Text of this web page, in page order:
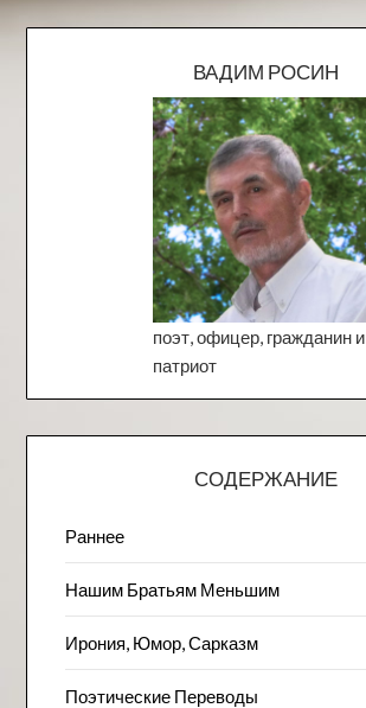
ВАДИМ РОСИН
поэт, офицер, гражданин и
патриот
СОДЕРЖАНИЕ
Раннее
Нашим Братьям Меньшим
Ирония, Юмор, Сарказм
Поэтические Переводы